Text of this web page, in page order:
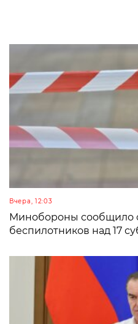
Вчера, 12:03
Минобороны сообщило
беспилотников над 17